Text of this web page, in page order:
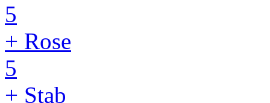
5
+ Rose
5
+ Stab